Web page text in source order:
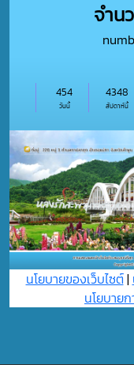
จำน
วันนี้
454
สัปดาห์นี้
4348
นโยบายของเว็บไซต์|
นโยบาย